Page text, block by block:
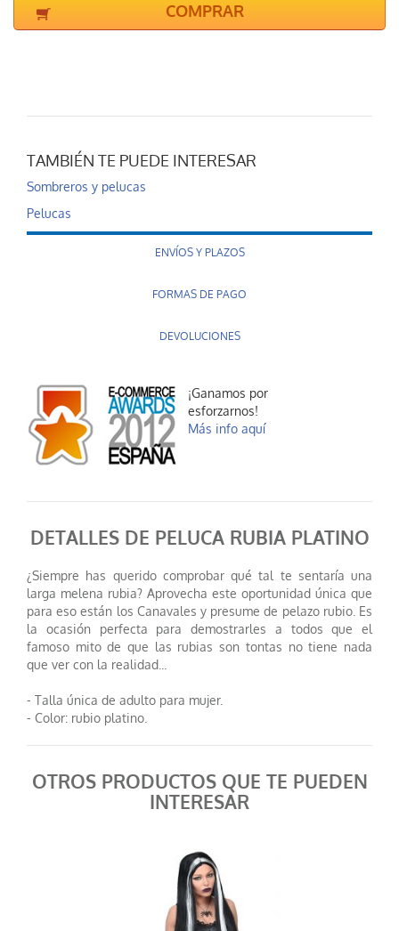
COMPRAR
TAMBIÉN TE PUEDE INTERESAR
Sombreros y pelucas
Pelucas
ENVÍOS Y PLAZOS
FORMAS DE PAGO
DEVOLUCIONES
¡Ganamos por
esforzarnos!
Más info aquí
DETALLES DE PELUCA RUBIA PLATINO
¿Siempre has querido comprobar qué tal te sentaría una
larga melena rubia? Aprovecha este oportunidad única que
para eso están los Canavales y presume de pelazo rubio. Es
la ocasión perfecta para demostrarles a todos que el
famoso mito de que las rubias son tontas no tiene nada
que ver con la realidad...
- Talla única de adulto para mujer.
- Color: rubio platino.
OTROS PRODUCTOS QUE TE PUEDEN
INTERESAR